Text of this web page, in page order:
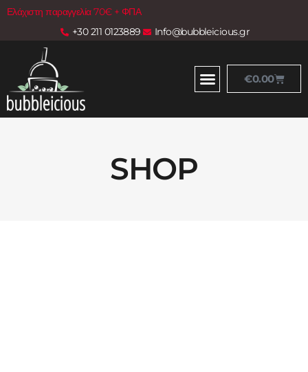
Ελάχιστη παραγγελία 70€ + ΦΠΑ
+30 211 0123889
Info@bubbleicious.gr
€0.00
SHOP